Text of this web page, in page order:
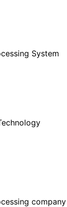
System
company